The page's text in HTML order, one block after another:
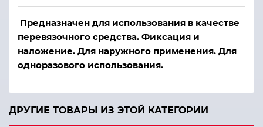
Предназначен для использования в качестве
перевязочного средства. Фиксация и
наложение. Для наружного применения. Для
одноразового использования.
ДРУГИЕ ТОВАРЫ ИЗ ЭТОЙ КАТЕГОРИИ